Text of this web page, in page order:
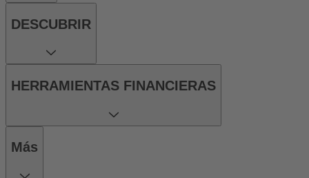
DESCUBRIR
HERRAMIENTAS FINANCIERAS
Más